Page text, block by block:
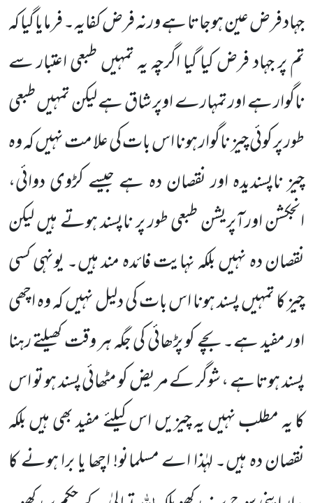
جہاد فرض عین ہوجاتا ہے ورنہ فرض کفایہ۔ فرمایا گیا کہ
تم پر جہاد فرض کیا گیا اگرچہ یہ تمہیں طبعی اعتبار سے
ناگوار ہے اور تمہارے اوپر شاق ہے لیکن تمہیں طبعی
طور پر کوئی چیز ناگوار ہونا اس بات کی علامت نہیں کہ وہ
چیز ناپسندیدہ اور نقصان دہ ہے جیسے کڑوی دوائی،
انجکشن اورآپریشن طبعی طور پر ناپسند ہوتے ہیں لیکن
نقصان دہ نہیں بلکہ نہایت فائدہ مند ہیں۔ یونہی کسی
چیز کا تمہیں پسند ہونا اس بات کی دلیل نہیں کہ وہ اچھی
اور مفید ہے۔ بچے کو پڑھائی کی جگہ ہر وقت کھیلتے رہنا
پسند ہوتا ہے ، شوگر کے مریض کو مٹھائی پسند ہو تو اس
کا یہ مطلب نہیں یہ چیزیں اس کیلئے مفید بھی ہیں بلکہ
نقصان دہ ہیں۔ لہٰذا اے مسلمانو! اچھا یا برا ہونے کا